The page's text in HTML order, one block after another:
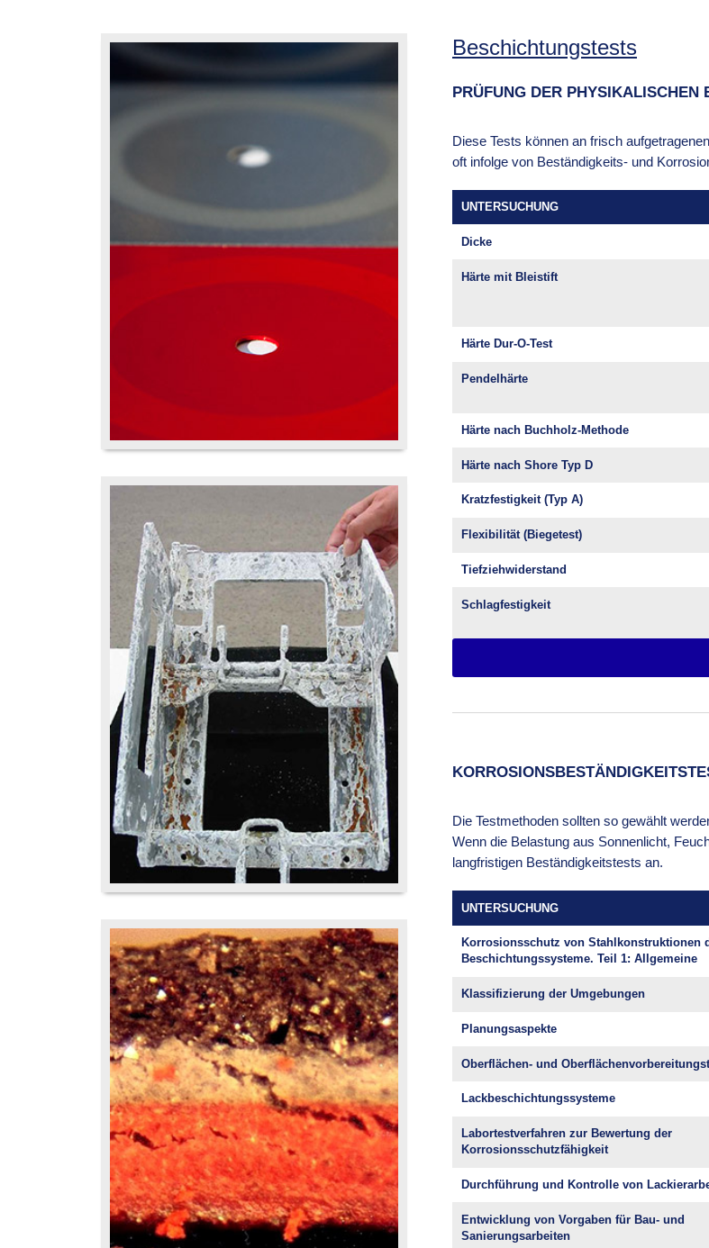
Beschichtungstests
PRÜFUNG DER PHYSIKALISCHEN
Diese Tests können an frisch
oft infolge von Beständigkeits- und
UNTERSUCHUNG
Dicke
Härte mit Bleistift
Härte Dur-O-Test
Pendelhärte
Härte nach Buchholz-Methode
Härte nach Shore Typ D
Kratzfestigkeit (Typ A)
Flexibilität (Biegetest)
Tiefziehwiderstand
Schlagfestigkeit
Die Testmethoden sollten so gewählt
Wenn die Belastung aus Sonnenlicht,
langfristigen Beständigkeitstests an.
UNTERSUCHUNG
Korrosionsschutz von Stahlkonstruktionen
Beschichtungssysteme. Teil 1: Allgemeine
Klassifizierung der Umgebungen
Planungsaspekte
Oberflächen- und
Lackbeschichtungssysteme
Labortestverfahren zur Bewertung der
Korrosionsschutzfähigkeit
Durchführung und Kontrolle von
Entwicklung von Vorgaben für Bau- und
Sanierungsarbeiten